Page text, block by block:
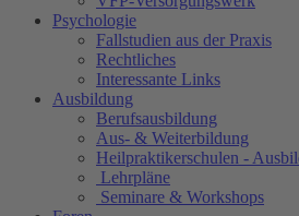
Psychologie
Fallstudien aus der Praxis
Rechtliches
Interessante Links
Ausbildung
Berufsausbildung
Aus- & Weiterbildung
Heilpraktikerschulen -
Lehrpläne
Seminare & Workshops